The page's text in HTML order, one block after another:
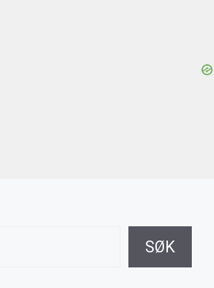
SØK